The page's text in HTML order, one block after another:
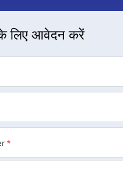
लिए आवेदन करें
*